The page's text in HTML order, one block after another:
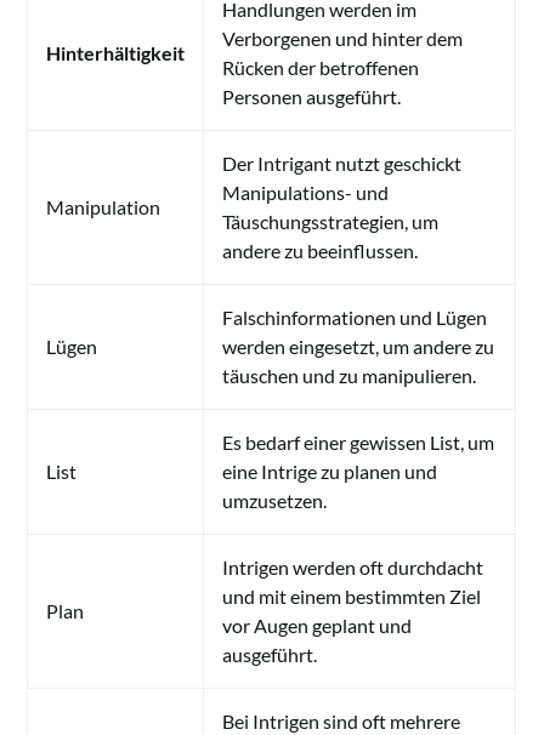
Hinterhältigkeit
Handlungen werden im
Verborgenen und hinter dem
Rücken der betroffenen
Personen ausgeführt.
Manipulation
Der Intrigant nutzt geschickt
Manipulations- und
Täuschungsstrategien, um
andere zu beeinflussen.
Lügen
Falschinformationen und Lügen
werden eingesetzt, um andere zu
täuschen und zu manipulieren.
List
Es bedarf einer gewissen List, um
eine Intrige zu planen und
umzusetzen.
Plan
Intrigen werden oft durchdacht
und mit einem bestimmten Ziel
vor Augen geplant und
ausgeführt.
Bei Intrigen sind oft mehrere